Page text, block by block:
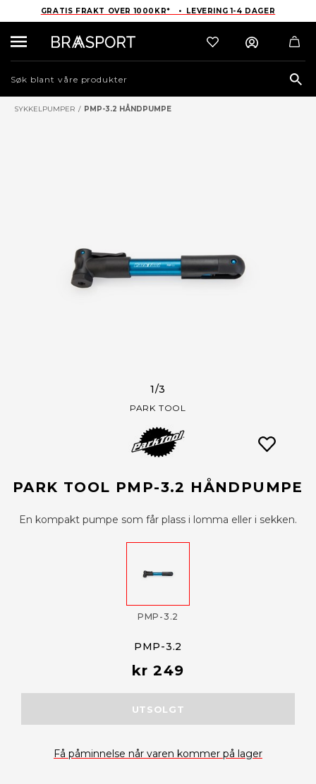
GRATIS FRAKT OVER 1000KR* • LEVERING 1-4 DAGER
SYKKELPUMPER / PMP-3.2 HÅNDPUMPE
1/3
PARK TOOL
PARK TOOL PMP-3.2 HÅNDPUMPE
En kompakt pumpe som får plass i lomma eller i sekken.
PMP-3.2
PMP-3.2
kr 249
UTSOLGT
Få påminnelse når varen kommer på lager